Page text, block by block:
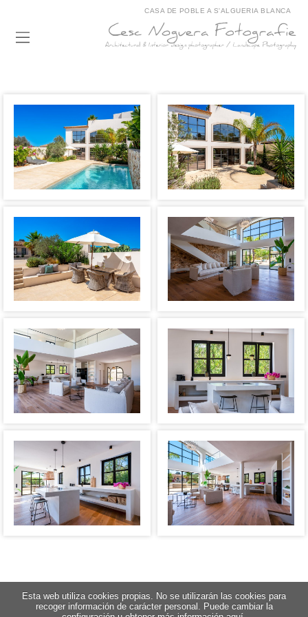
CASA DE POBLE A S'ALGUERIA BLANCA
Esta web utiliza cookies propias. No se utilizarán las cookies para
recoger información de carácter personal. Puede cambiar la